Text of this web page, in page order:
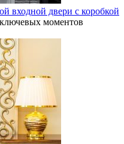
входной двери с коробкой
моментов